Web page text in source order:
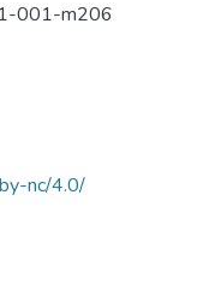
001-m206
nc/4.0/